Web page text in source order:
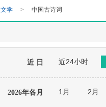
文学 > 中国古诗词
近 日 近24小时
2026年各月 1月 2月